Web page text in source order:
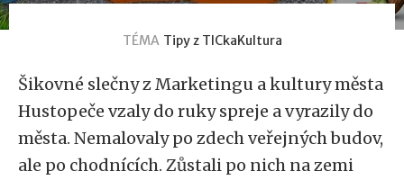
TÉMA Tipy z TICkaKultura
Šikovné slečny z Marketingu a kultury města
Hustopeče vzaly do ruky spreje a vyrazily do
města. Nemalovaly po zdech veřejných budov,
ale po chodnících. Zůstali po nich na zemi